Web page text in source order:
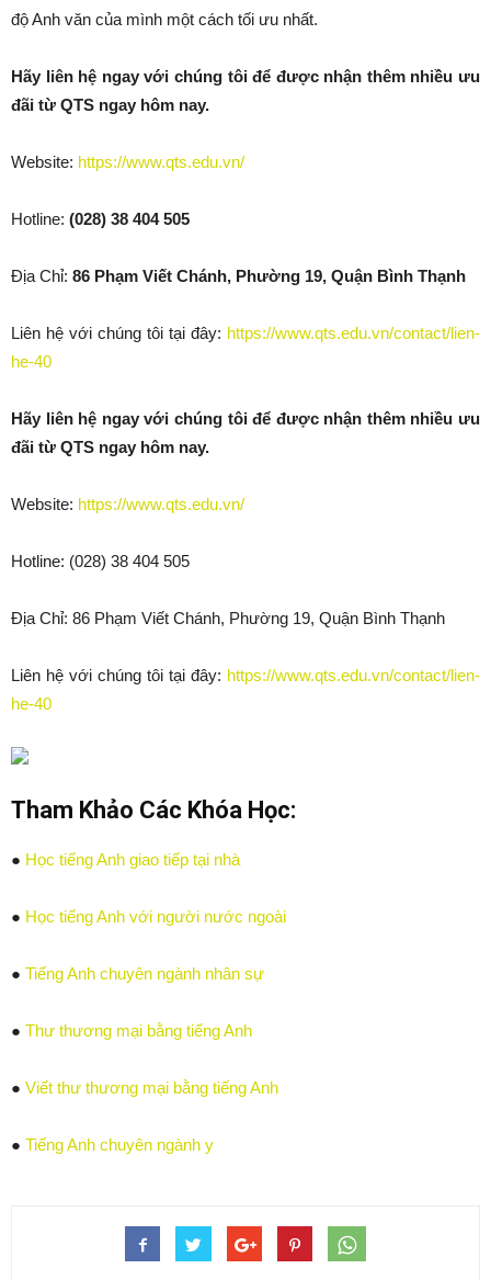
độ Anh văn của mình một cách tối ưu nhất.
Hãy liên hệ ngay với chúng tôi để được nhận thêm nhiều ưu
đãi từ QTS ngay hôm nay.
Website: https://www.qts.edu.vn/
Hotline: (028) 38 404 505
Địa Chỉ: 86 Phạm Viết Chánh, Phường 19, Quận Bình Thạnh
Liên hệ với chúng tôi tại đây: https://www.qts.edu.vn/contact/lien-
he-40
Hãy liên hệ ngay với chúng tôi để được nhận thêm nhiều ưu
đãi từ QTS ngay hôm nay.
Website: https://www.qts.edu.vn/
Hotline: (028) 38 404 505
Địa Chỉ: 86 Phạm Viết Chánh, Phường 19, Quận Bình Thạnh
Liên hệ với chúng tôi tại đây: https://www.qts.edu.vn/contact/lien-
he-40
Tham Khảo Các Khóa Học:
● Học tiếng Anh giao tiếp tại nhà
● Học tiếng Anh với người nước ngoài
● Tiếng Anh chuyên ngành nhân sự
● Thư thương mại bằng tiếng Anh
● Viết thư thương mại bằng tiếng Anh
● Tiếng Anh chuyên ngành y